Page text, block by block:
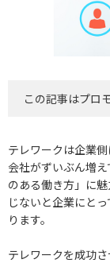
この記事はプロ
テレワークは企業
会社がずいぶん増
のある働き方」に
じないと企業にと
ります。
テレワークを成功